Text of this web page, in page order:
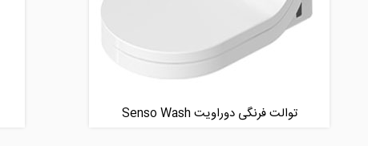
توالت فرنگی دوراویت Senso Wash